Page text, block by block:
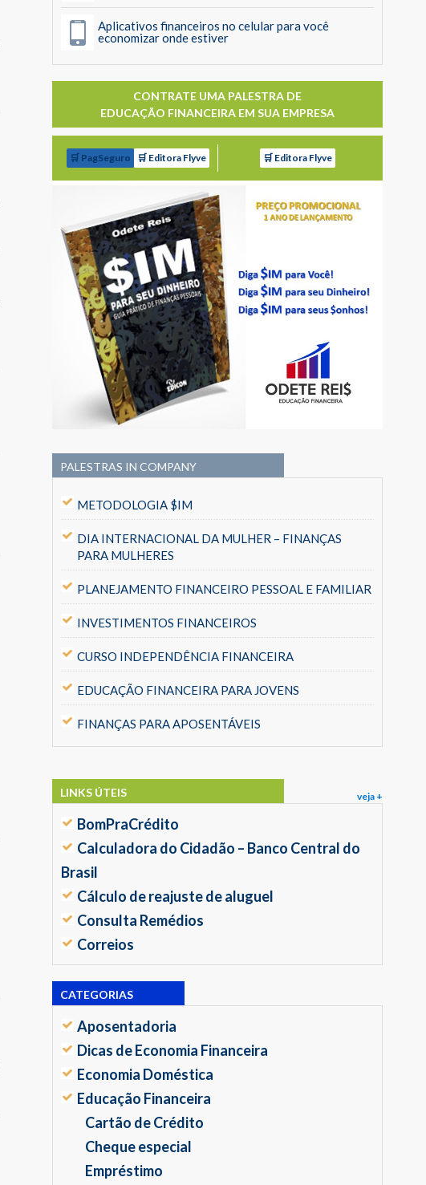
Aplicativos financeiros no celular para você
economizar onde estiver
CONTRATE UMA PALESTRA DE
EDUCAÇÃO FINANCEIRA EM SUA EMPRESA
🛒 PagSeguro 🛒 Editora Flyve 🛒 Editora Flyve
PALESTRAS IN COMPANY
METODOLOGIA $IM
DIA INTERNACIONAL DA MULHER – FINANÇAS
PARA MULHERES
PLANEJAMENTO FINANCEIRO PESSOAL E FAMILIAR
INVESTIMENTOS FINANCEIROS
CURSO INDEPENDÊNCIA FINANCEIRA
EDUCAÇÃO FINANCEIRA PARA JOVENS
FINANÇAS PARA APOSENTÁVEIS
veja +
LINKS ÚTEIS
BomPraCrédito
Calculadora do Cidadão – Banco Central do
Brasil
Cálculo de reajuste de aluguel
Consulta Remédios
Correios
CATEGORIAS
Aposentadoria
Dicas de Economia Financeira
Economia Doméstica
Educação Financeira
Cartão de Crédito
Cheque especial
Empréstimo